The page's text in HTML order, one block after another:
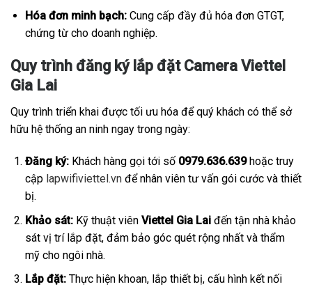
Hóa đơn minh bạch:Cung cấp đầy đủ hóa đơn GTGT,
chứng từ cho doanh nghiệp.
Quy trình đăng ký lắp đặt Camera Viettel
Gia Lai
Quy trình triển khai được tối ưu hóa để quý khách có thể sở
hữu hệ thống an ninh ngay trong ngày:
Đăng ký:Khách hàng gọi tới số 0979.636.639hoặc truy
cập lapwifiviettel.vnđể nhân viên tư vấn gói cước và thiết
bị.
Khảo sát:Kỹ thuật viên Viettel Gia Laiđến tận nhà khảo
sát vị trí lắp đặt, đảm bảo góc quét rộng nhất và thẩm
mỹ cho ngôi nhà.
Lắp đặt:Thực hiện khoan, lắp thiết bị, cấu hình kết nối